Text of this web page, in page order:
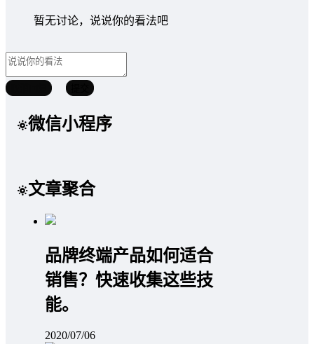
暂无讨论，说说你的看法吧
微信小程序
文章聚合
品牌终端产品如何适合
销售？快速收集这些技
能。
2020/07/06